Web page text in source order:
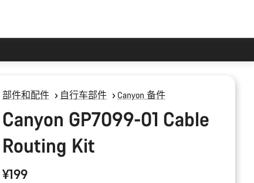
部件和配件 自行车部件 Canyon 备件
Canyon GP7099-01 Cable
Routing Kit
¥199